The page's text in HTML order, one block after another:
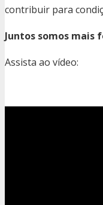
contribuir para
Juntos somos mais
Assista ao vídeo: